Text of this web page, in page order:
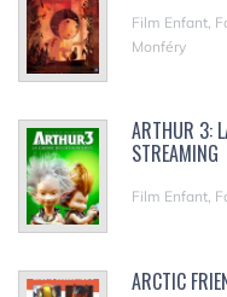
Film Enfant,
Monféry
ARTHUR 3:
STREAMING
Film Enfant,
ARCTIC